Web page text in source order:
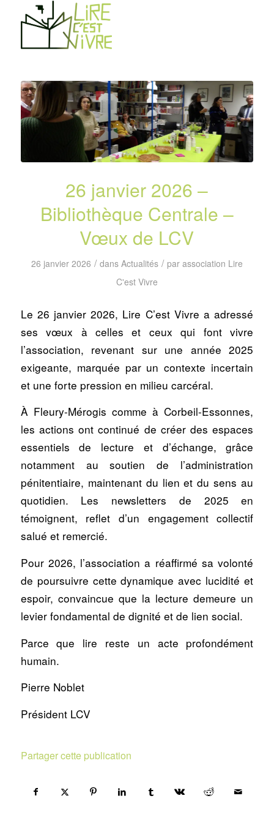
26 janvier 2026 –
Bibliothèque Centrale –
Vœux de LCV
26 janvier 2026 / dans Actualités / par association Lire
C'est Vivre
Le 26 janvier 2026, Lire C’est Vivre a adressé
ses vœux à celles et ceux qui font vivre
l’association, revenant sur une année 2025
exigeante, marquée par un contexte incertain
et une forte pression en milieu carcéral.
À Fleury-Mérogis comme à Corbeil-Essonnes,
les actions ont continué de créer des espaces
essentiels de lecture et d’échange, grâce
notamment au soutien de l’administration
pénitentiaire, maintenant du lien et du sens au
quotidien. Les newsletters de 2025 en
témoignent, reflet d’un engagement collectif
salué et remercié.
Pour 2026, l’association a réaffirmé sa volonté
de poursuivre cette dynamique avec lucidité et
espoir, convaincue que la lecture demeure un
levier fondamental de dignité et de lien social.
Parce que lire reste un acte profondément
humain.
Pierre Noblet
Président LCV
Partager cette publication